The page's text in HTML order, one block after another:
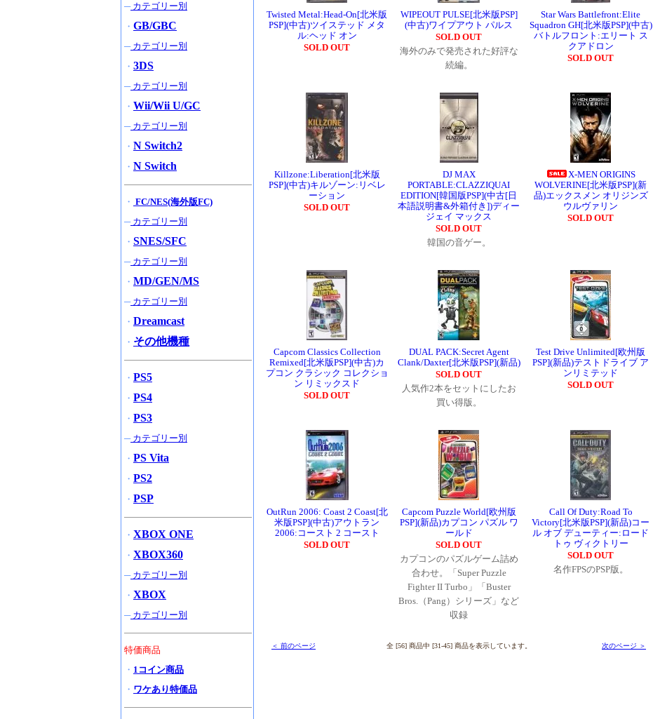
Twisted Metal:Head-On[北米版
PSP](中古)ツイステッド メタ
ル:ヘッド オン
SOLD OUT
WIPEOUT PULSE[北米版PSP]
(中古)ワイプアウト パルス
SOLD OUT
海外のみで発売された好評な
続編。
Star Wars Battlefront:Elite
Squadron GH[北米版PSP](中古)
バトルフロント:エリート ス
クアドロン
SOLD OUT
Killzone:Liberation[北米版
PSP](中古)キルゾーン:リベレ
ーション
SOLD OUT
DJ MAX
PORTABLE:CLAZZIQUAI
EDITION[韓国版PSP](中古[日
本語説明書&外箱付き])ディー
ジェイ マックス
SOLD OUT
韓国の音ゲー。
X-MEN ORIGINS
WOLVERINE[北米版PSP](新
品)エックスメン オリジンズ
ウルヴァリン
SOLD OUT
Capcom Classics Collection
Remixed[北米版PSP](中古)カ
プコン クラシック コレクショ
ン リミックスド
SOLD OUT
DUAL PACK:Secret Agent
Clank/Daxter[北米版PSP](新品)
SOLD OUT
人気作2本をセットにしたお
買い得版。
Test Drive Unlimited[欧州版
PSP](新品)テストドライブ ア
ンリミテッド
SOLD OUT
OutRun 2006: Coast 2 Coast[北
米版PSP](中古)アウトラン
2006:コースト 2 コースト
SOLD OUT
Capcom Puzzle World[欧州版
PSP](新品)カプコン パズル ワ
ールド
SOLD OUT
カプコンのパズルゲーム詰め
合わせ。「Super Puzzle
Fighter II Turbo」「Buster
Bros.（Pang）シリーズ」など
収録
Call Of Duty:Road To
Victory[北米版PSP](新品)コー
ル オブ デューティー:ロード
トゥ ヴィクトリー
SOLD OUT
名作FPSのPSP版。
＜ 前のページ 全 [56] 商品中 [31-45] 商品を表示しています。 次のページ ＞
─カテゴリー別
・ GB/GBC
─カテゴリー別
・ 3DS
─カテゴリー別
・ Wii/Wii U/GC
─カテゴリー別
・ N Switch2
・ N Switch
・ FC/NES(海外版FC)
─カテゴリー別
・ SNES/SFC
─カテゴリー別
・ MD/GEN/MS
─カテゴリー別
・ Dreamcast
・ その他機種
・ PS5
・ PS4
・ PS3
─カテゴリー別
・ PS Vita
・ PS2
・ PSP
・ XBOX ONE
・ XBOX360
─カテゴリー別
・ XBOX
─カテゴリー別
特価商品
・ 1コイン商品
・ ワケあり特価品